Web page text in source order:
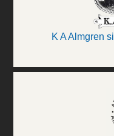
K A Almgren